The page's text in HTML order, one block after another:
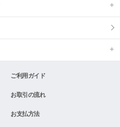
ご利用ガイド
お取引の流れ
お支払方法